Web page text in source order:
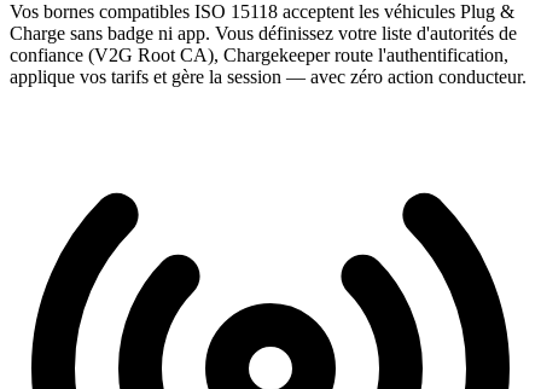
Vos bornes compatibles ISO 15118 acceptent les véhicules Plug &
Charge sans badge ni app. Vous définissez votre liste d'autorités de
confiance (V2G Root CA), Chargekeeper route l'authentification,
applique vos tarifs et gère la session — avec zéro action conducteur.